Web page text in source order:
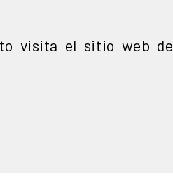
visita el sitio web de